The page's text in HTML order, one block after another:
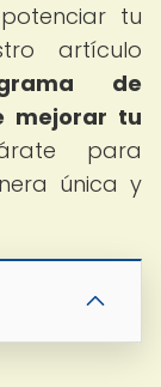
tu
artículo
de
mejorar tu
para
única y